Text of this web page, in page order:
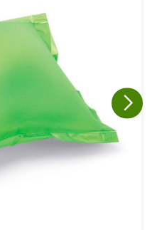
comunicações.
a proteger e respeitar
seus dados apenas para fins
suas preferências a
conversa